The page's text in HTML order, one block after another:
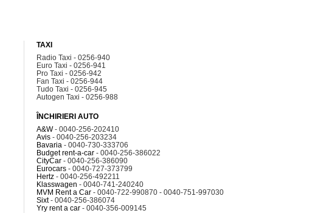
TAXI
Radio Taxi - 0256-940
Euro Taxi - 0256-941
Pro Taxi - 0256-942
Fan Taxi - 0256-944
Tudo Taxi - 0256-945
Autogen Taxi - 0256-988
ÎNCHIRIERI AUTO
A&W- 0040-256-202410
Avis - 0040-256-203234
Bavaria - 0040-730-333706
Budget rent-a-car - 0040-256-386022
CityCar - 0040-256-386090
Eurocars - 0040-727-373799
Hertz - 0040-256-492211
Klasswagen - 0040-741-240240
MVM Rent a Car - 0040-722-990870 - 0040-751-997030
Sixt- 0040-256-386074
Yry rent a car - 0040-356-009145